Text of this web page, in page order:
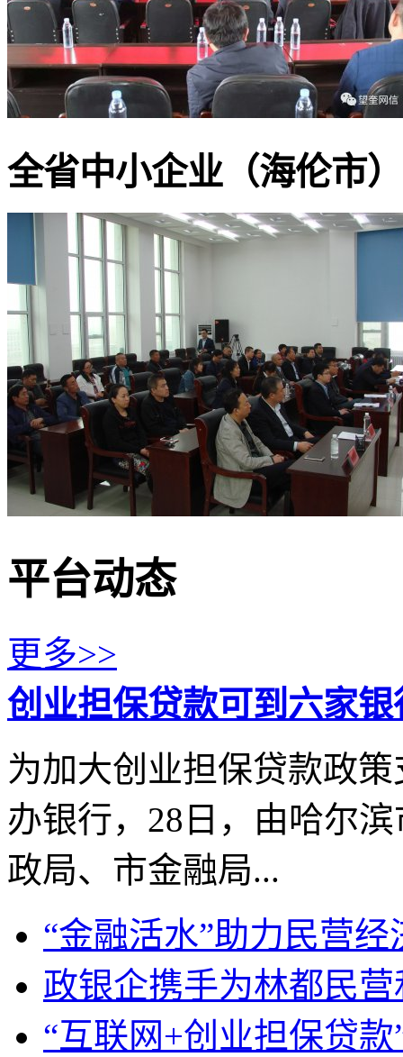
全省中小企业（海伦市
平台动态
更多>>
创业担保贷款可到六家银
为加大创业担保贷款政
办银行，28日，由哈尔
政局、市金融局...
“金融活水”助力民营
政银企携手为林都民
“互联网+创业担保贷